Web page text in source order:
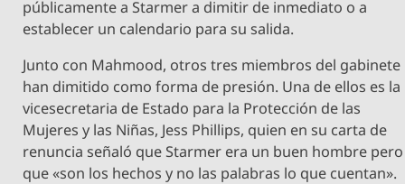
públicamente a Starmer a dimitir de inmediato o a
establecer un calendario para su salida.
Junto con Mahmood, otros tres miembros del gabinete
han dimitido como forma de presión. Una de ellos es la
vicesecretaria de Estado para la Protección de las
Mujeres y las Niñas, Jess Phillips, quien en su carta de
renuncia señaló que Starmer era un buen hombre pero
que «son los hechos y no las palabras lo que cuentan».